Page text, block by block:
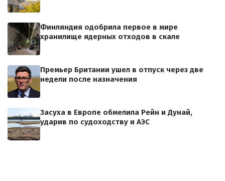
Финляндия одобрила первое в мире
хранилище ядерных отходов в скале
Премьер Британии ушел в отпуск через две
недели после назначения
Засуха в Европе обмелила Рейн и Дунай,
ударив по судоходству и АЭС